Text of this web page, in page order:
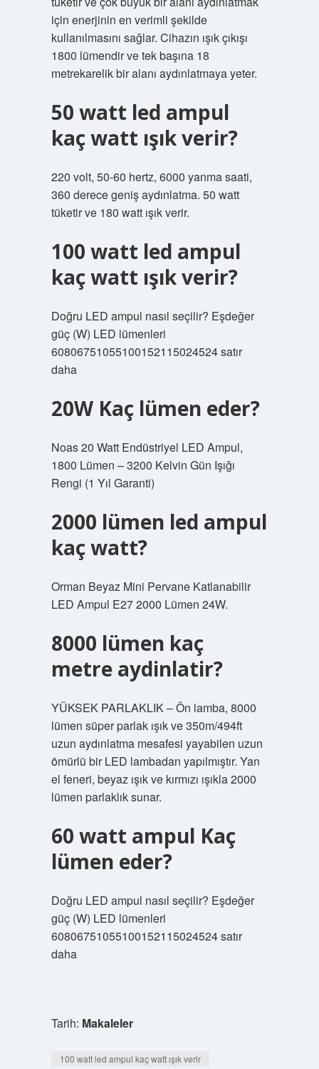
için enerjinin en verimli şekilde
kullanılmasını sağlar. Cihazın ışık çıkışı
1800 lümendir ve tek başına 18
metrekarelik bir alanı aydınlatmaya yeter.
50 watt led ampul
kaç watt ışık verir?
220 volt, 50-60 hertz, 6000 yanma saati,
360 derece geniş aydınlatma. 50 watt
tüketir ve 180 watt ışık verir.
100 watt led ampul
kaç watt ışık verir?
Doğru LED ampul nasıl seçilir? Eşdeğer
güç (W) LED lümenleri
60806751055100152115024524 satır
daha
20W Kaç lümen eder?
Noas 20 Watt Endüstriyel LED Ampul,
1800 Lümen – 3200 Kelvin Gün Işığı
Rengi (1 Yıl Garanti)
2000 lümen led ampul
kaç watt?
Orman Beyaz Mini Pervane Katlanabilir
LED Ampul E27 2000 Lümen 24W.
8000 lümen kaç
metre aydinlatir?
YÜKSEK PARLAKLIK – Ön lamba, 8000
lümen süper parlak ışık ve 350m/494ft
uzun aydınlatma mesafesi yayabilen uzun
ömürlü bir LED lambadan yapılmıştır. Yan
el feneri, beyaz ışık ve kırmızı ışıkla 2000
lümen parlaklık sunar.
60 watt ampul Kaç
lümen eder?
Doğru LED ampul nasıl seçilir? Eşdeğer
güç (W) LED lümenleri
60806751055100152115024524 satır
daha
Tarih: Makaleler
100 watt led ampul kaç watt ışık verir